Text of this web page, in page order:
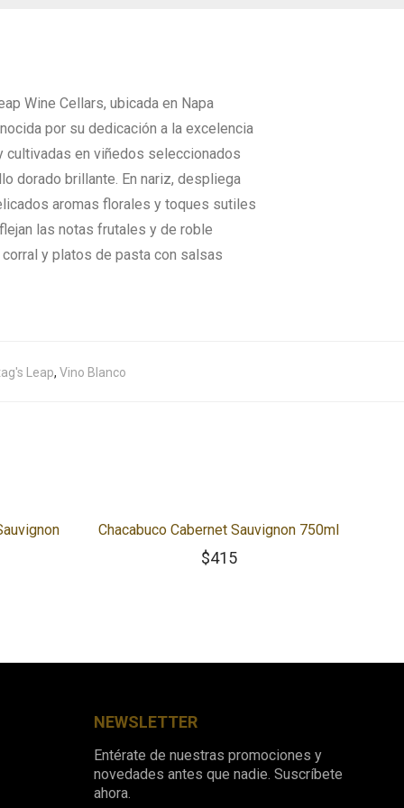
Wine Cellars, ubicada en Napa
por su dedicación a la excelencia
cultivadas en viñedos seleccionados
dorado brillante. En nariz, despliega
aromas florales y toques sutiles
las notas frutales y de roble
y platos de pasta con salsas
Leap, Vino Blanco
Chacabuco Cabernet Sauvignon 750ml
$415
NEWSLETTER
Entérate de nuestras promociones y
novedades antes que nadie. Suscríbete
ahora.